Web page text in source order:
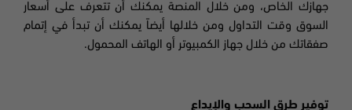
جهازك الخاص، ومن خلال المنصة يمكنك أن تتعرف على أسعار
السوق وقت التداول ومن خلالها أيضاً يمكنك أن تبدأ في إتمام
صفقاتك من خلال جهاز الكمبيوتر أو الهاتف المحمول.
توفير طرق السحب والإيداع